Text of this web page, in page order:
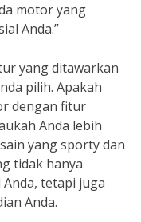
motor yang
Anda.”
yang ditawarkan
pilih. Apakah
dengan fitur
Anda lebih
yang sporty dan
tidak hanya
tetapi juga
Anda.